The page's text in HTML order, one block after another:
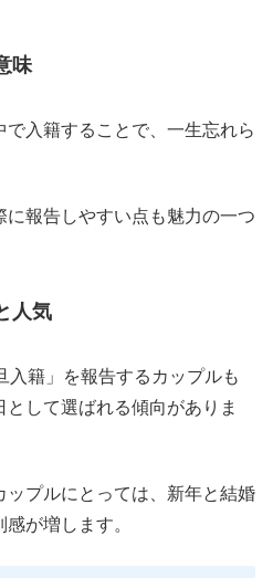
味
入籍することで、一生忘れら
報告しやすい点も魅力の一つ
人気
入籍」を報告するカップルも
して選ばれる傾向がありま
プルにとっては、新年と結婚
が増します。